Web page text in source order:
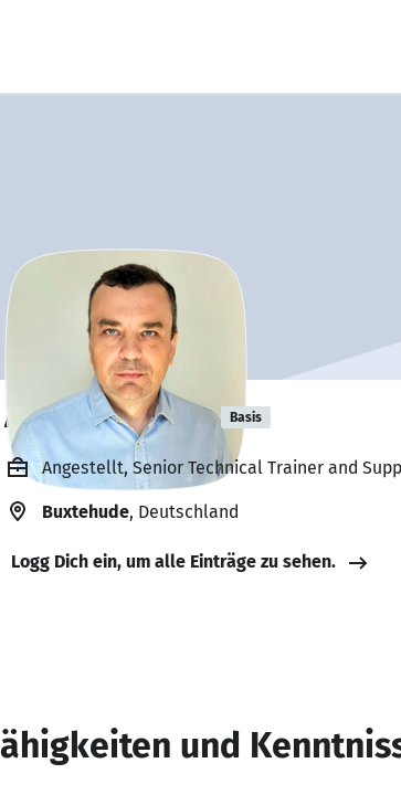
Andrey Ivashin Basis
Angestellt, Senior Technical Trainer and
Buxtehude, Deutschland
Logg Dich ein, um alle Einträge zu sehen.
und